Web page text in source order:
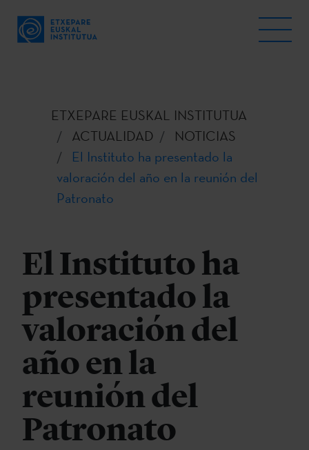
ETXEPARE EUSKAL INSTITUTUA
ACTUALIDAD
NOTICIAS
El Instituto ha presentado la
valoración del año en la reunión del
Patronato
El Instituto ha
presentado la
valoración del
año en la
reunión del
Patronato